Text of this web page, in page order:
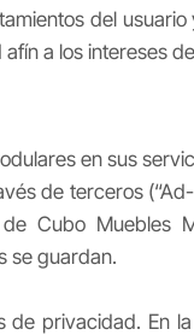
del
a los intereses
en sus
de terceros
Cubo Muebles
se guardan.
de privacidad. En